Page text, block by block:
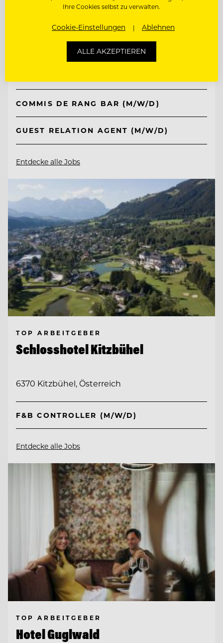
Kempinski Hotel Berchtesgaden
COMMIS DE RANG BAR (M/W/D)
GUEST RELATION AGENT (M/W/D)
Entdecke alle Jobs
TOP ARBEITGEBER
Schlosshotel Kitzbühel
6370 Kitzbühel, Österreich
F&B CONTROLLER (M/W/D)
Entdecke alle Jobs
TOP ARBEITGEBER
Hotel Guglwald
Ihre Cookies selbst zu verwalten.
Cookie-Einstellungen Ablehnen
ALLE AKZEPTIEREN